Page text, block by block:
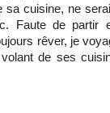
sa cuisine, ne
Faute de partir
rêver, je
de ses